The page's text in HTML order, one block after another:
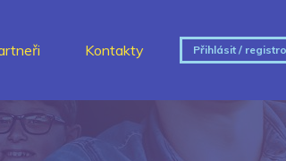
Kontakty Přihlásit /